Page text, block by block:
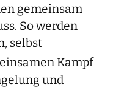
gemeinsam
So werden
selbst
Kampf
und